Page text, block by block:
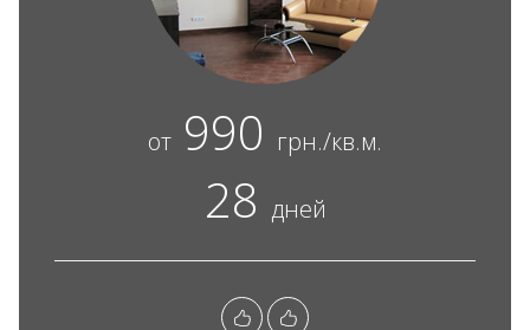
от 990 грн./кв.м.
28 дней